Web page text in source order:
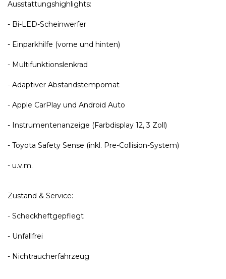
Ausstattungshighlights:
- Bi-LED-Scheinwerfer
- Einparkhilfe (vorne und hinten)
- Multifunktionslenkrad
- Adaptiver Abstandstempomat
- Apple CarPlay und Android Auto
- Instrumentenanzeige (Farbdisplay 12, 3 Zoll)
- Toyota Safety Sense (inkl. Pre-Collision-System)
- u.v.m.
Zustand & Service:
- Scheckheftgepflegt
- Unfallfrei
- Nichtraucherfahrzeug